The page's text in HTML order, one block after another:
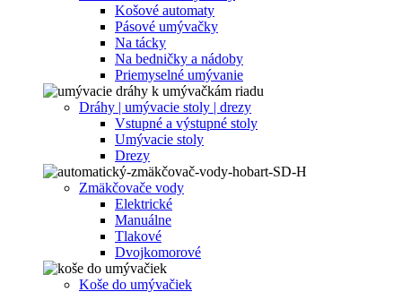
Košové automaty
Pásové umývačky
Na tácky
Na bedničky a nádoby
Priemyselné umývanie
Dráhy | umývacie stoly | drezy
Vstupné a výstupné stoly
Umývacie stoly
Drezy
Zmäkčovače vody
Elektrické
Manuálne
Tlakové
Dvojkomorové
Koše do umývačiek